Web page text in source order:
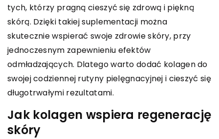
tych, którzy pragną cieszyć się zdrową i piękną
skórą. Dzięki takiej suplementacji można
skutecznie wspierać swoje zdrowie skóry, przy
jednoczesnym zapewnieniu efektów
odmładzających. Dlatego warto dodać kolagen do
swojej codziennej rutyny pielęgnacyjnej i cieszyć się
długotrwałymi rezultatami.
Jak kolagen wspiera regenerację
skóry